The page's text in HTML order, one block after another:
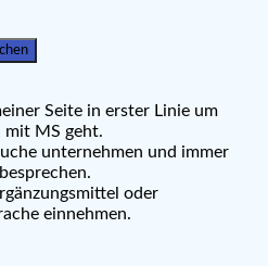
Seite in erster Linie um
mit MS geht.
unternehmen und immer
oder
einnehmen.